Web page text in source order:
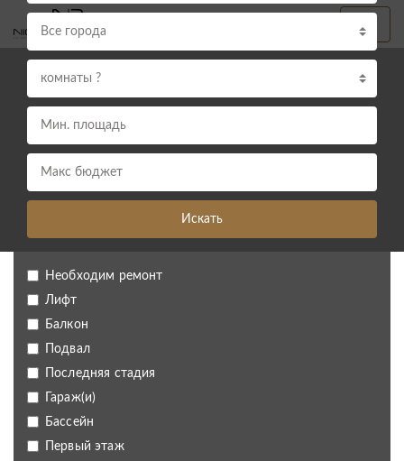
Все города
комнаты ?
Искать
Необходим ремонт
Лифт
Балкон
Подвал
Последняя стадия
Гараж(и)
Бассейн
Первый этаж